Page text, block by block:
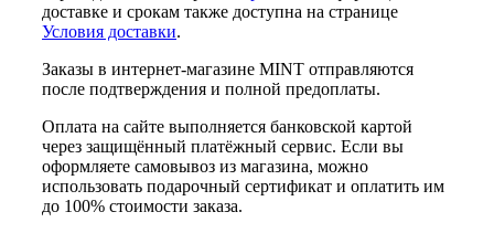
доставке и срокам также доступна на странице
Условия доставки.
Заказы в интернет-магазине MINT отправляются
после подтверждения и полной предоплаты.
Оплата на сайте выполняется банковской картой
через защищённый платёжный сервис. Если вы
оформляете самовывоз из магазина, можно
использовать подарочный сертификат и оплатить им
до 100% стоимости заказа.